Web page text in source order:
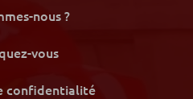
nous ?
vous
confidentialité